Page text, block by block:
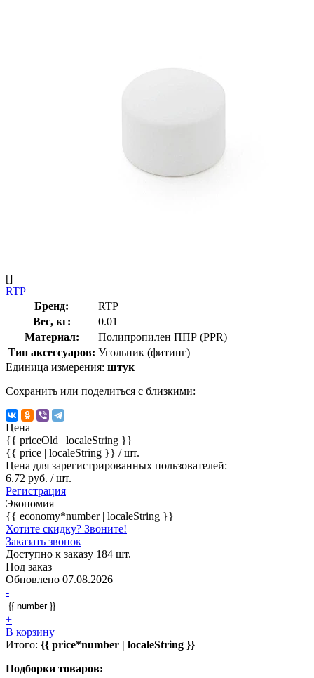
[]
RTP
Бренд:
RTP
Вес, кг:
0.01
Материал:
Полипропилен ППР (PPR)
Тип аксессуаров: Угольник (фитинг)
Единица измерения: штук
Сохранить или поделиться с близкими:
Цена
{{ priceOld | localeString }}
{{ price | localeString }} / шт.
Цена для зарегистрированных пользователей:
6.72 руб. / шт.
Регистрация
Экономия
{{ economy*number | localeString }}
Хотите скидку? Звоните!
Заказать звонок
Доступно к заказу 184 шт.
Под заказ
Обновлено 07.08.2026
-
+
В корзину
Итого: {{ price*number | localeString }}
Подборки товаров: